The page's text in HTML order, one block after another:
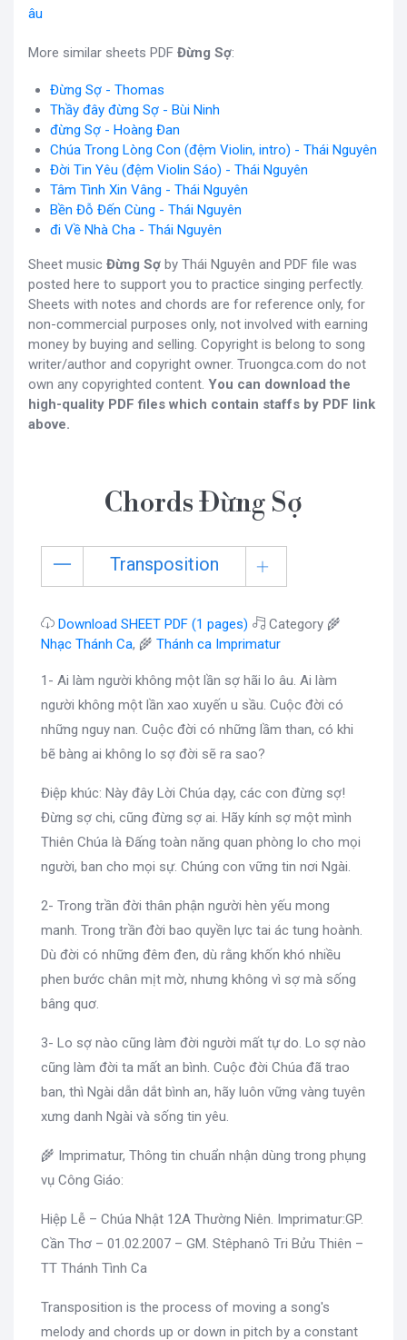
âu
More similar sheets PDF Đừng Sợ:
Đừng Sợ - Thomas
Thầy đây đừng Sợ - Bùi Ninh
đừng Sợ - Hoàng Đan
Chúa Trong Lòng Con (đệm Violin, intro) - Thái Nguyên
Đời Tin Yêu (đệm Violin Sáo) - Thái Nguyên
Tâm Tình Xin Vâng - Thái Nguyên
Bền Đỗ Đến Cùng - Thái Nguyên
đi Về Nhà Cha - Thái Nguyên
Sheet music Đừng Sợ by Thái Nguyên and PDF file was
posted here to support you to practice singing perfectly.
Sheets with notes and chords are for reference only, for
non-commercial purposes only, not involved with earning
money by buying and selling. Copyright is belong to song
writer/author and copyright owner. Truongca.com do not
own any copyrighted content. You can download the
high-quality PDF files which contain staffs by PDF link
above.
Chords Đừng Sợ
Transposition
Download SHEET PDF (1 pages)
Category 🌾
Nhạc Thánh Ca, 🌾 Thánh ca Imprimatur
1- Ai làm người không một lần sợ hãi lo âu. Ai làm
người không một lần xao xuyến u sầu. Cuộc đời có
những nguy nan. Cuộc đời có những lầm than, có khi
bẽ bàng ai không lo sợ đời sẽ ra sao?
Điệp khúc: Này đây Lời Chúa dạy, các con đừng sợ!
Đừng sợ chi, cũng đừng sợ ai. Hãy kính sợ một mình
Thiên Chúa là Đấng toàn năng quan phòng lo cho mọi
người, ban cho mọi sự. Chúng con vững tin nơi Ngài.
2- Trong trần đời thân phận người hèn yếu mong
manh. Trong trần đời bao quyền lực tai ác tung hoành.
Dù đời có những đêm đen, dù rằng khốn khó nhiều
phen bước chân mịt mờ, nhưng không vì sợ mà sống
bâng quơ.
3- Lo sợ nào cũng làm đời người mất tự do. Lo sợ nào
cũng làm đời ta mất an bình. Cuộc đời Chúa đã trao
ban, thì Ngài dẫn dắt bình an, hãy luôn vững vàng tuyên
xưng danh Ngài và sống tin yêu.
🌾 Imprimatur, Thông tin chuẩn nhận dùng trong phụng
vụ Công Giáo:
Hiệp Lễ – Chúa Nhật 12A Thường Niên. Imprimatur:GP.
Cần Thơ – 01.02.2007 – GM. Stêphanô Tri Bửu Thiên –
TT Thánh Tình Ca
Transposition is the process of moving a song's
melody and chords up or down in pitch by a constant